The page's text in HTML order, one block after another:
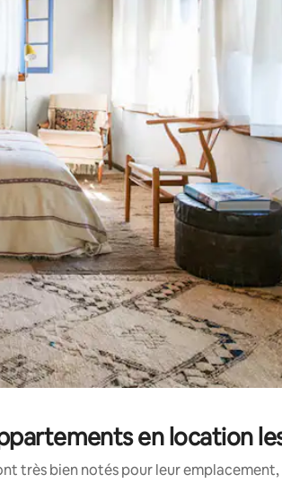
bas pour les parcourir ou en appuyant et en
en location
très bien notés pour leur